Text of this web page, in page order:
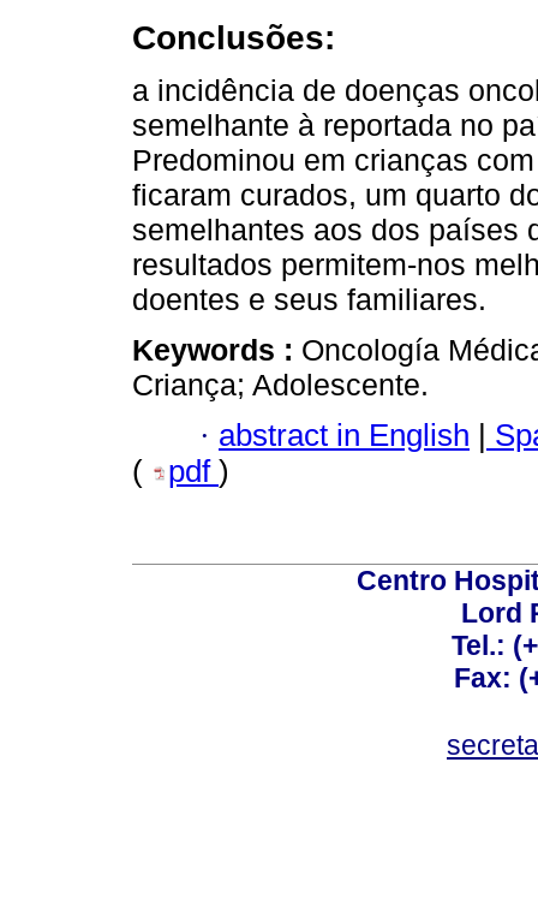
Conclusões:
a incidência de doenças
semelhante à reportada no
Predominou em crianças
ficaram curados, um quarto
semelhantes aos dos países
resultados permitem-nos
doentes e seus familiares.
Keywords : Oncología
Criança; Adolescente.
· abstract in English
(
pdf )
Centro
Lord
Tel.:
Fax: